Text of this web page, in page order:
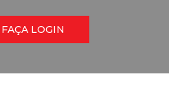
FAÇA LOGIN